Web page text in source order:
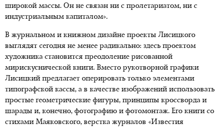
широкой массы. Он не связан ни с пролетариатом, ни с
индустриальным капиталом».
В журнальном и книжном дизайне проекты Лисицкого
выглядят сегодня не менее радикально: здесь проектом
художника становится преодоление рисованной
мирискуснической книги. Вместо рукотворной графики
Лисицкий предлагает оперировать только элементами
типографской кассы, а в качестве изображений использовать
простые геометрические фигуры, принципы кроссворда и
шарады и, конечно, фотографию и фотомонтаж. Его книги со
стихами Маяковского, верстка журналов «Известия